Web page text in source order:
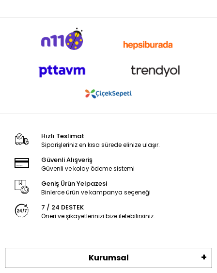
Hızlı Teslimat
Siparişleriniz en kısa sürede elinize ulaşır.
Güvenli Alışveriş
Güvenli ve kolay ödeme sistemi
Geniş Ürün Yelpazesi
Binlerce ürün ve kampanya seçeneği
7 / 24 DESTEK
Öneri ve şikayetlerinizi bize iletebilirsiniz.
Kurumsal